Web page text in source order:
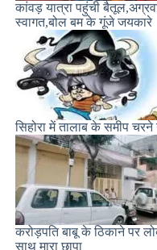
कांवड़ यात्रा पहुंची
स्वागत,बोल बम के गूंजे जयकारे
सिहोरा में तालाब के समीप चरने
करोड़पति बाबू के ठिकाने पर
साथ मारा छापा